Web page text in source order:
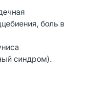
боль в
синдром).